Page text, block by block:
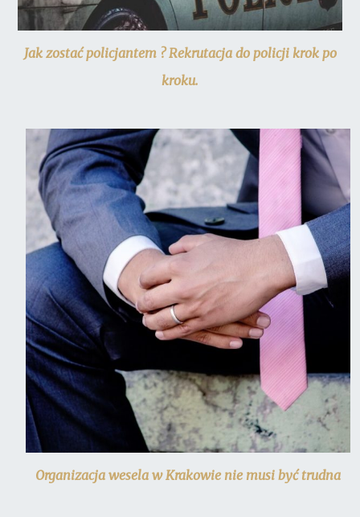
Jak zostać policjantem ? Rekrutacja do policji krok po
kroku.
Organizacja wesela w Krakowie nie musi być trudna